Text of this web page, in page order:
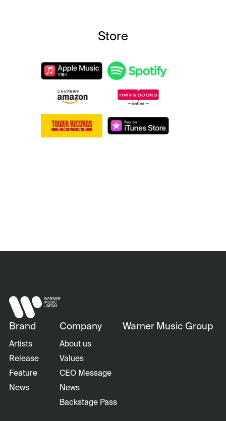
Store
Brand
Artists
Release
Feature
News
Company
About us
Values
CEO Message
News
Backstage Pass
Warner Music Group